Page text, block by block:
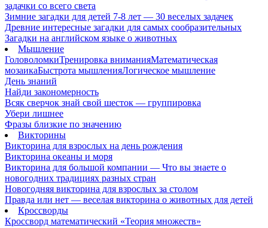
задачки со всего света
Зимние загадки для детей 7-8 лет — 30 веселых задачек
Древние интересные загадки для самых сообразительных
Загадки на английском языке о животных
Мышление
ГоловоломкиТренировка вниманияМатематическая
мозаикаБыстрота мышленияЛогическое мышление
День знаний
Найди закономерность
Всяк сверчок знай свой шесток — группировка
Убери лишнее
Фразы близкие по значению
Викторины
Викторина для взрослых на день рождения
Викторина океаны и моря
Викторина для большой компании — Что вы знаете о
новогодних традициях разных стран
Новогодняя викторина для взрослых за столом
Правда или нет — веселая викторина о животных для детей
Кроссворды
Кроссворд математический «Теория множеств»